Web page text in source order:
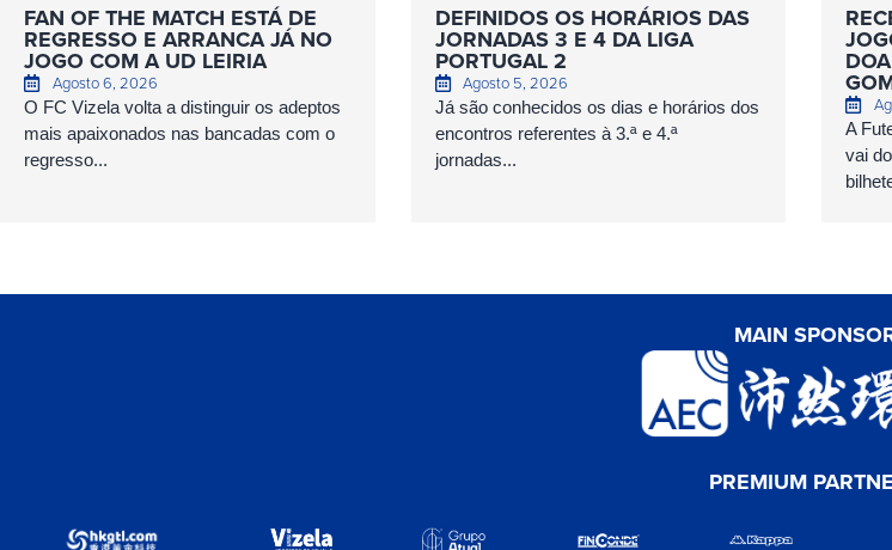
FAN OF THE MATCH ESTÁ DE
REGRESSO E ARRANCA JÁ NO
JOGO COM A UD LEIRIA
Agosto 6, 2026
O FC Vizela volta a distinguir os adeptos
mais apaixonados nas bancadas com o
regresso...
DEFINIDOS OS HORÁRIOS DAS
JORNADAS 3 E 4 DA LIGA
PORTUGAL 2
Agosto 5, 2026
Já são conhecidos os dias e horários dos
encontros referentes à 3.ª e 4.ª
jornadas...
A
vai
MAIN
PREMIUM